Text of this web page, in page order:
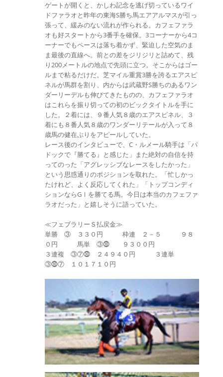
ゲートが開くと、かしわ記念を逃げ切っているワイ
ドファラオと昨年の東海S勝ち馬エアアルマスが引っ
張って、緩みのない流れが作られる。カフェファラ
オも好スタートから3番手を確保。3コーナーから4コ
ーナーでもペースは落ち着かず、緊迫した空気のま
ま最後の直線へ。前との差をジリジリと詰めて、残
り200メートルの地点で先頭に立つ。そこからはゴー
ルまで粘るだけだ。芝マイル重賞3勝を誇るエアスピ
ネルが馬群を割り、内からは武蔵野S勝ちのあるワン
ダーリーデルも伸びてきたものの、カフェファラオ
はこれらを振り切っての初のビックタイトルを手に
した。２着には、９番人気８歳のエアスピネル、３
着にも８番人気８歳のワンダーリテールが入って８
歳馬の健在ぶりをアピールしていた。
レース後のインタビューで、C・ルメール騎手は「パ
ドックで『勝てる』と感じた」また絶対の自信を持
ってのった「アグレッシブなレースをしたかった」
という思惑通りのポジションを取れた。「忙しかっ
たけれど、よく反応してくれた」「トップコンディ
ションならGⅠを勝てる馬。今日は本当のカフェファ
ラオだった」と嬉しそうに語っていた。
≪フェブラリーＳ払戻金≫
単勝 ③ ３３０円 枠連 ２－５ ９８
０円 馬単 ③⓾ ９３００円
３連複 ③⑦⓾ ２４９４０円 ３連単
③⓾⑦ １０１７１０円